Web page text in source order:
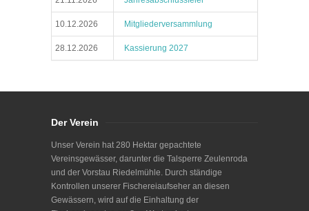
10.12.2026 Mitgliederversammlung
28.12.2026 Kassierung 2027
Der Verein
Unser Verein hat 280 Hektar gepachtete
Vereinsgewässer, darunter die Talsperre Zeulenroda
und der Vorstau Riedelmühle. Durch ständige
Kontrollen unserer Fischereiaufseher an diesen
Gewässern, wird auf die Einhaltung der